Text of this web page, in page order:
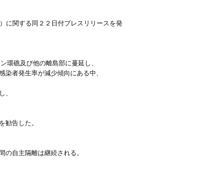
に関する同２２日付プレスリリースを発
環礁及び他の離島部に蔓延し、
者発生率が減少傾向にある中、
、
勧告した。
自主隔離は継続される。